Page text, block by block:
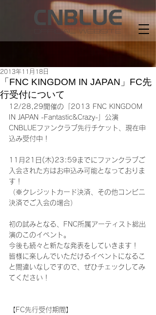
「FNC KINGDOM IN JAPAN」FC先
行受付について
2013年11月18日
12/28,29開催の「2013 FNC KINGDOM
IN JAPAN -Fantastic&Crazy-」公演
CNBLUEファンクラブ先行チケット、現在申
込み受付中！
11月21日(木)23:59までにファンクラブご
入会された方はお申込み可能となっておりま
す！
（※クレジットカード決済、その他コンビニ
決済でご入会の場合）
初の試みとなる、FNC所属アーティスト総出
演のこのイベント。
今後も続々と新たな発表をしていきます！
皆様に楽しんでいただけるイベントになるこ
と間違いなしですので、ぜひチェックしてみ
てください！
【FC先行受付期間】